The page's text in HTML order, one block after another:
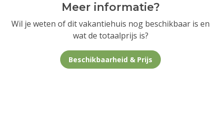
Meer informatie?
Wil je weten of dit vakantiehuis nog beschikbaar is en
wat de totaalprijs is?
Beschikbaarheid & Prijs